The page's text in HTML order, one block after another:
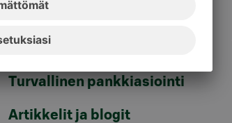
Lainalaskurit
Turvallinen pankkiasiointi
Artikkelit ja blogit